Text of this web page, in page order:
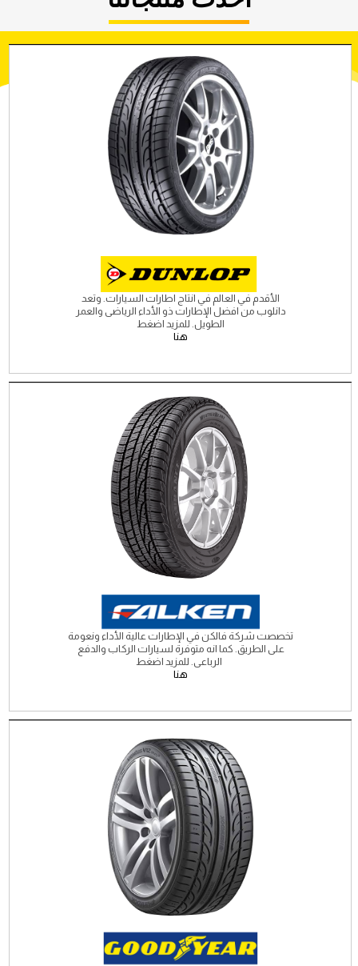
تخصصت شركة فالكن في الإطارات عالية الأداء ونعومة
على الطريق. كما انه متوفرة لسيارات الركاب والدفع
هنا
الأقدم في العالم في انتاج اطارات السيارات. وتعد
دانلوب من افضل الإطارات ذو الأداء الرياضى والعمر
الطويل. للمزيد اضغط
هنا